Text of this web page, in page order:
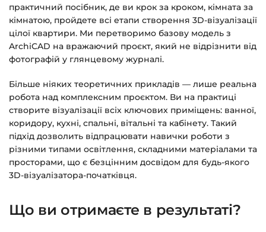
Доступ до курсів: без обмежень за часом.
Детальніше про оплату та безпеку — у довідці
>>>
чат на сайті.
практичний посібник, де ви крок за кроком, кімната за
кімнатою, пройдете всі етапи створення 3D-візуалізації
цілої квартири. Ми перетворимо базову модель з
ArchiCAD на вражаючий проєкт, який не відрізнити від
фотографій у глянцевому журналі.
Більше ніяких теоретичних прикладів — лише реальна
робота над комплексним проєктом. Ви на практиці
створите візуалізації всіх ключових приміщень: ванної,
коридору, кухні, спальні, вітальні та кабінету. Такий
підхід дозволить відпрацювати навички роботи з
різними типами освітлення, складними матеріалами та
просторами, що є безцінним досвідом для будь-якого
3D-візуалізатора-початківця.
Що ви отримаєте в результаті?